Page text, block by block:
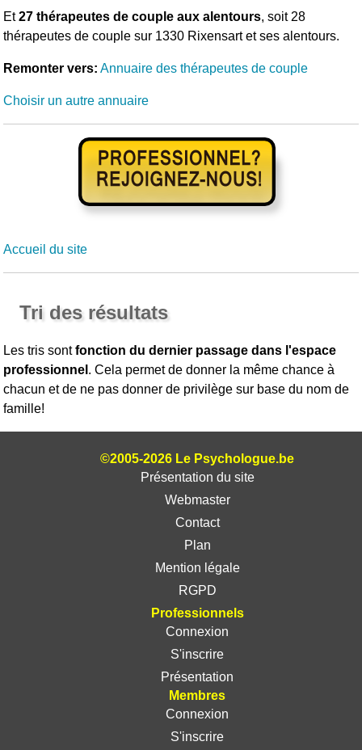
Et27 thérapeutes de couple aux alentours, soit 28
thérapeutes de couple sur 1330 Rixensart et ses alentours.
Remonter vers: Annuaire des thérapeutes de couple
Choisir un autre annuaire
Accueil du site
Tri des résultats
Les tris sontfonction du dernier passage dans l'espace
professionnel . Cela permet de donner la même chance à
chacun et de ne pas donner de privilège sur base du nom de
famille!
©2005-2026 Le Psychologue.be
Présentation du site
Webmaster
Contact
Plan
Mention légale
RGPD
Professionnels
Connexion
S'inscrire
Présentation
Membres
Connexion
S'inscrire